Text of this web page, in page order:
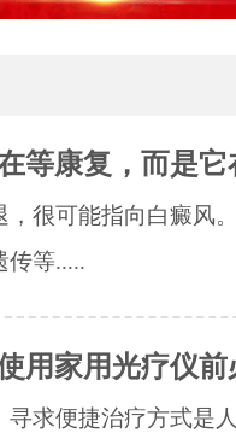
等康复，而是它
很可能指向白癜风
传等.....
用家用光疗仪前
求便捷治疗方式是人